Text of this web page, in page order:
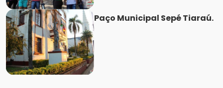
Paço Municipal Sepé Tiaraú.